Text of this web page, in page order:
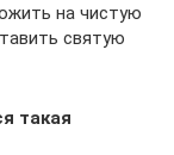
на чистую
святую
такая